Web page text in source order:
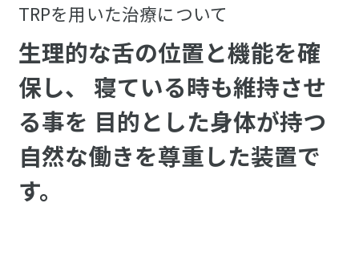
TRPを用いた治療について
生理的な舌の位置と機能を確
保し、
寝ている時も維持させ
る事を 目的とした身体が持つ
自然な働きを尊重した装置で
す。